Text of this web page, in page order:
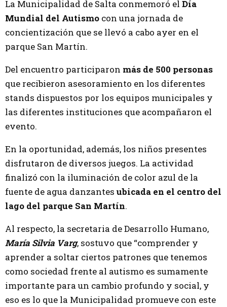
La Municipalidad de Salta conmemoró el Día
Mundial del Autismo con una jornada de
concientización que se llevó a cabo ayer en el
parque San Martín.
Del encuentro participaron más de 500 personas
que recibieron asesoramiento en los diferentes
stands dispuestos por los equipos municipales y
las diferentes instituciones que acompañaron el
evento.
En la oportunidad, además, los niños presentes
disfrutaron de diversos juegos. La actividad
finalizó con la iluminación de color azul de la
fuente de agua danzantes ubicada en el centro del
lago del parque San Martín.
Al respecto, la secretaria de Desarrollo Humano,
María Silvia Varg, sostuvo que “comprender y
aprender a soltar ciertos patrones que tenemos
como sociedad frente al autismo es sumamente
importante para un cambio profundo y social, y
eso es lo que la Municipalidad promueve con este